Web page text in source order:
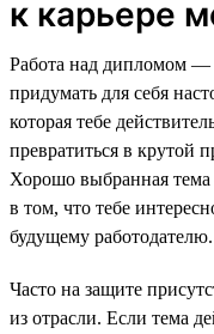
к карьере
Работа над дипломом —
придумать для себя
которая тебе
превратиться в крутой
Хорошо выбранная тема
в том, что тебе
будущему работодателю.
Часто на защите
из отрасли. Если тема